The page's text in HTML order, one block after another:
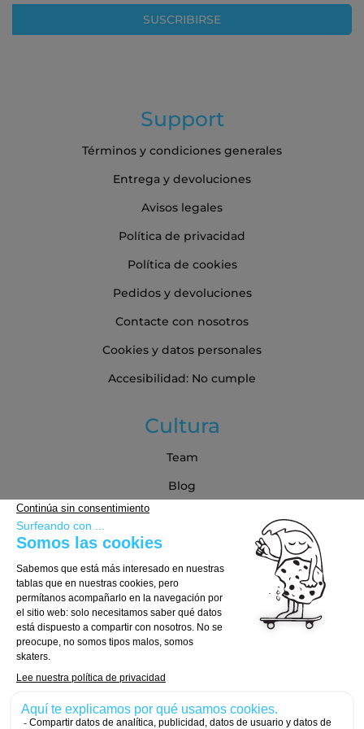
boletín
noticias:
SUSCRIBIRSE
Support
Términos y condiciones generales
Entrega y devoluciones
Avisos legales
Política de privacidad
Política de cookies
Pedidos y devoluciones
Contacte con nosotros
Cookies y datos personales
Accesibilidad: No cumple
Cultura
Team
Blog
Guía de compra
Cómo Elegir tu Tabla